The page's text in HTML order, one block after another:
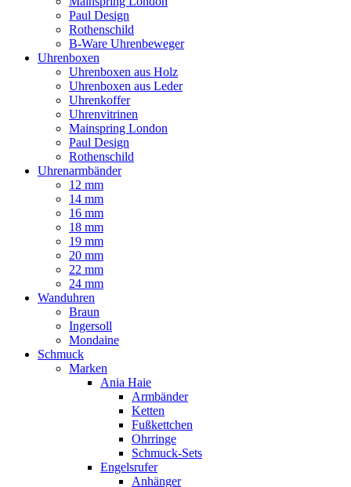
Paul Design
Rothenschild
B-Ware Uhrenbeweger
Uhrenboxen
Uhrenboxen aus Holz
Uhrenboxen aus Leder
Uhrenkoffer
Uhrenvitrinen
Mainspring London
Paul Design
Rothenschild
Uhrenarmbänder
12 mm
14 mm
16 mm
18 mm
19 mm
20 mm
22 mm
24 mm
Wanduhren
Braun
Ingersoll
Mondaine
Schmuck
Marken
Ania Haie
Armbänder
Ketten
Fußkettchen
Ohrringe
Schmuck-Sets
Engelsrufer
Anhänger